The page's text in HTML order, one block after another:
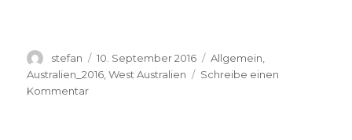
Autor
stefan
Veröffentlicht
am
10. September 2016 Kategorien
Allgemein
Australien_2016 ,West Australien
Schreibe einen
Kommentarzu